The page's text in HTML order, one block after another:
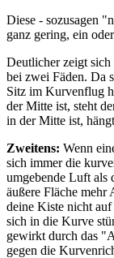
Diese - sozusagen
ganz gering, ein
Deutlicher zeigt sich
bei zwei Fäden. Da
Sitz im Kurvenflug
der Mitte ist, steht
in der Mitte ist,
Zweitens: Wenn
sich immer die
umgebende Luft als
äußere Fläche mehr
deine Kiste nicht
sich in die Kurve
gewirkt durch das
gegen die